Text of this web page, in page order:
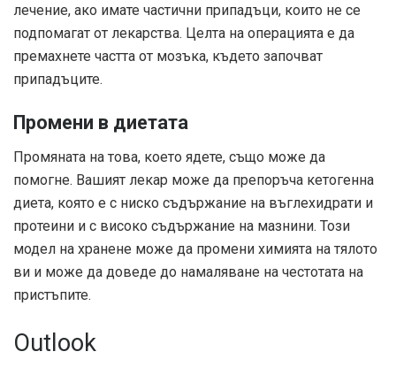
лечение, ако имате частични припадъци, които не се
подпомагат от лекарства. Целта на операцията е да
премахнете частта от мозъка, където започват
припадъците.
Промени в диетата
Промяната на това, което ядете, също може да
помогне. Вашият лекар може да препоръча кетогенна
диета, която е с ниско съдържание на въглехидрати и
протеини и с високо съдържание на мазнини. Този
модел на хранене може да промени химията на тялото
ви и може да доведе до намаляване на честотата на
пристъпите.
Outlook